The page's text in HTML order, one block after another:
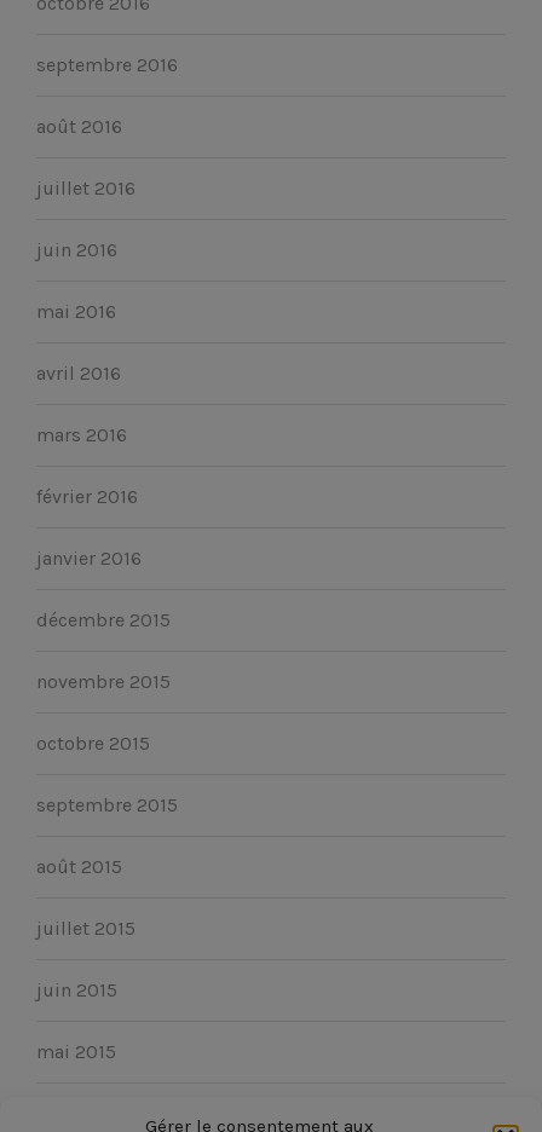
Gérer le consentement aux
septembre 2016
août 2016
juillet 2016
juin 2016
mai 2016
avril 2016
mars 2016
février 2016
janvier 2016
décembre 2015
novembre 2015
octobre 2015
septembre 2015
août 2015
juillet 2015
juin 2015
mai 2015